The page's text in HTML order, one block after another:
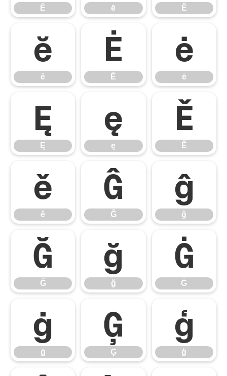
Ē ē Ĕ
ĕ
ĕ
Ė
Ė
ė
ė
Ę
Ę
ę
ę
Ě
Ě
ě
ě
Ĝ
Ĝ
ĝ
ĝ
Ğ
Ğ
ğ
ğ
Ġ
Ġ
ġ
ġ
Ģ
Ģ
ģ
ģ